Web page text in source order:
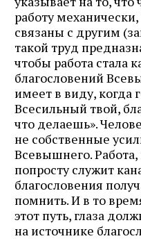
работу
связаны с другим
такой труд
чтобы работа стала
благословений
имеет в виду, когда
Всесильный твой,
что делаешь».
не собственные
Всевышнего.
попросту служит
благословения
помнить. И в то
этот путь, глаза
на источнике